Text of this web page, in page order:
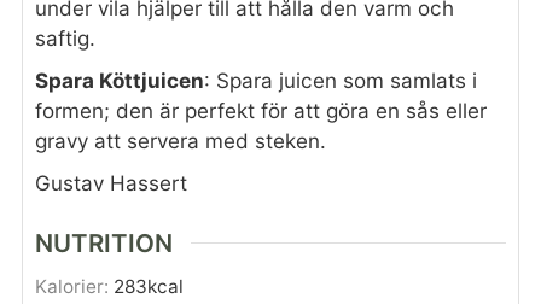
under vila hjälper till att hålla den varm och
saftig.
Spara Köttjuicen: Spara juicen som samlats i
formen; den är perfekt för att göra en sås eller
gravy att servera med steken.
Gustav Hassert
NUTRITION
Kalorier: 283kcal